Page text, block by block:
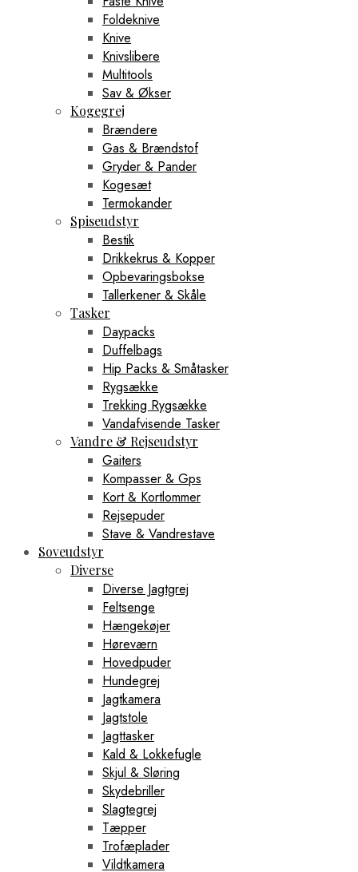
Foldeknive
Knive
Knivslibere
Multitools
Sav & Økser
Kogegrej
Brændere
Gas & Brændstof
Gryder & Pander
Kogesæt
Termokander
Spiseudstyr
Bestik
Drikkekrus & Kopper
Opbevaringsbokse
Tallerkener & Skåle
Tasker
Daypacks
Duffelbags
Hip Packs & Småtasker
Rygsække
Trekking Rygsække
Vandafvisende Tasker
Vandre & Rejseudstyr
Gaiters
Kompasser & Gps
Kort & Kortlommer
Rejsepuder
Stave & Vandrestave
Soveudstyr
Diverse
Diverse Jagtgrej
Feltsenge
Hængekøjer
Høreværn
Hovedpuder
Hundegrej
Jagtkamera
Jagtstole
Jagttasker
Kald & Lokkefugle
Skjul & Sløring
Skydebriller
Slagtegrej
Tæpper
Trofæplader
Vildtkamera